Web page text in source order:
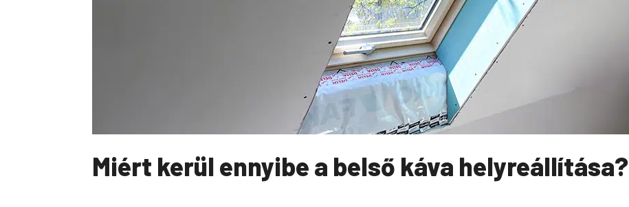
Miért kerül ennyibe a belső káva helyreállítása?